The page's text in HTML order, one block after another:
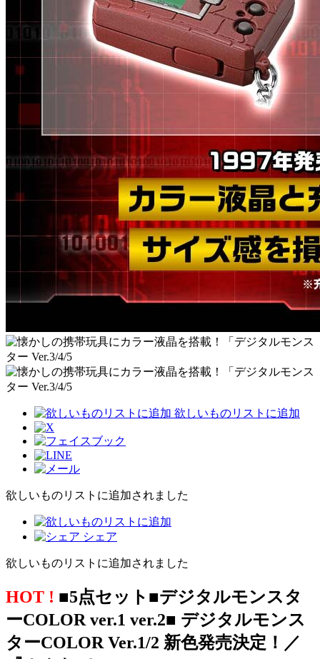
欲しいものリストに追加
欲しいものリストに追加されました
シェア
欲しいものリストに追加されました
HOT ! ■5点セット■デジタルモンスタ
ーCOLOR ver.1 ver.2■ デジタルモンス
ターCOLOR Ver.1/2 新色発売決定！／